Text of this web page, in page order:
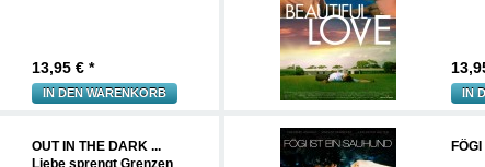
13,95 € *
IN DEN WARENKORB IN
OUT IN THE DARK ...
Liebe sprengt Grenzen